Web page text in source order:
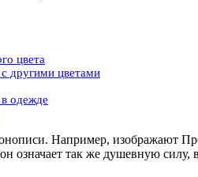
цвета
другими цветами
одежде
Например, изображают
означает так же душевную силу,